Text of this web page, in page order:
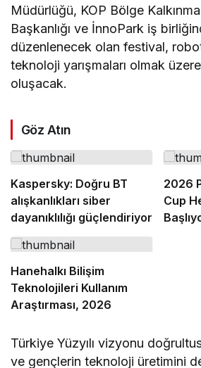
Müdürlüğü, KOP Bölge
Başkanlığı ve İnnoPark iş
düzenlenecek olan festival,
teknoloji yarışmaları olmak
oluşacak.
Göz Atın
Kaspersky: Doğru BT
alışkanlıkları siber
dayanıklılığı güçlendiriyor
2026
Cup
Hanehalkı Bilişim
Teknolojileri Kullanım
Araştırması, 2026
Türkiye Yüzyılı vizyonu
ve gençlerin teknoloji üretimini